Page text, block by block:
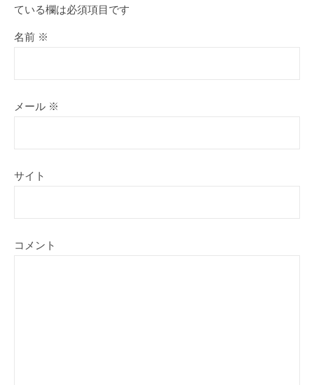
ている欄は必須項目です
名前 ※
メール ※
サイト
コメント